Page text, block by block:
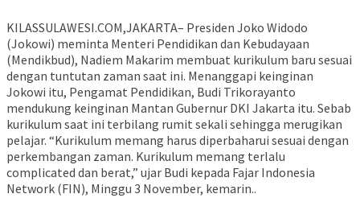
KILASSULAWESI.COM,JAKARTA– Presiden Joko Widodo
(Jokowi) meminta Menteri Pendidikan dan Kebudayaan
(Mendikbud), Nadiem Makarim membuat kurikulum baru sesuai
dengan tuntutan zaman saat ini. Menanggapi keinginan
Jokowi itu, Pengamat Pendidikan, Budi Trikorayanto
mendukung keinginan Mantan Gubernur DKI Jakarta itu. Sebab
kurikulum saat ini terbilang rumit sekali sehingga merugikan
pelajar. “Kurikulum memang harus diperbaharui sesuai dengan
perkembangan zaman. Kurikulum memang terlalu
complicated dan berat,” ujar Budi kepada Fajar Indonesia
Network (FIN), Minggu 3 November, kemarin..